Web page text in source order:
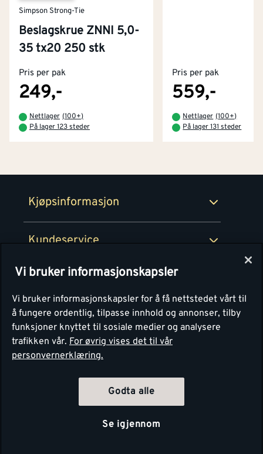
Simpson Strong-Tie
Beslagskrue ZNNI 5,0-
35 tx20 250 stk
Pris per pak
249,-
Nettlager (100+)
På lager 123 steder
Pris per pak
559,-
Nettlager (100+)
På lager 131 steder
Kjøpsinformasjon
Kjøpsbetingelser
Retur- og angrerettsskjema
Kundeservice
Kontakt oss
Tjenester
Montér Klubb
Montér
Om Montér
Byggevarehus og åpningstider
Prismatch
Personvern
Vi bruker informasjonskapsler
Vi bruker informasjonskapsler for å få nettstedet vårt til
å fungere ordentlig, tilpasse innhold og annonser, tilby
funksjoner knyttet til sosiale medier og analysere
trafikken vår. For øvrig vises det til vår
personvernerklæring.
Godta alle
Se igjennom